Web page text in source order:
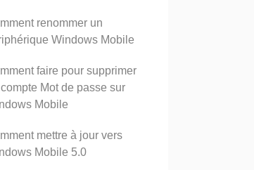
renommer un
Windows Mobile
faire pour supprimer
Mot de passe sur
Mobile
mettre à jour vers
Mobile 5.0